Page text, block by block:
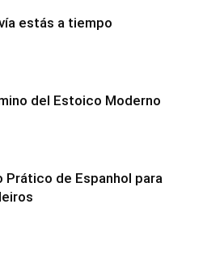
estás a tiempo
del Estoico Moderno
Prático de Espanhol para